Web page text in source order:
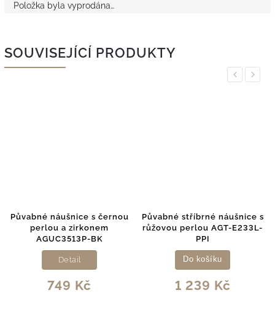
Položka byla vyprodána…
SOUVISEJÍCÍ PRODUKTY
Previous
Půvabné náušnice s černou
perlou a zirkonem
AGUC3513P-BK
749 Kč
Detail
Půvabné stříbrné náušnice s
růžovou perlou AGT-E233L-
PPI
1 239 Kč
Do košíku
Next